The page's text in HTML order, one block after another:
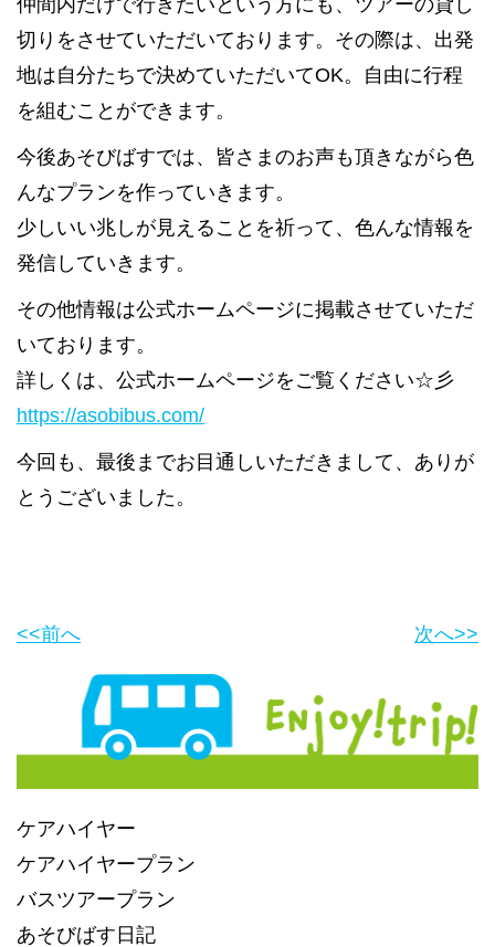
切りをさせていただいております。その際は、出発
地は自分たちで決めていただいてOK。自由に行程
を組むことができます。
今後あそびばすでは、皆さまのお声も頂きながら色
んなプランを作っていきます。
少しいい兆しが見えることを祈って、色んな情報を
発信していきます。
その他情報は公式ホームページに掲載させていただ
いております。
詳しくは、公式ホームページをご覧ください☆彡
https://asobibus.com/
今回も、最後までお目通しいただきまして、ありが
とうございました。
次へ>>
<<前へ
ケアハイヤー
ケアハイヤープラン
バスツアープラン
あそびばす日記